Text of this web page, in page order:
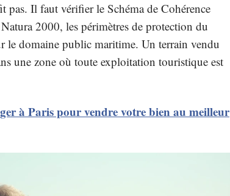
Il faut vérifier le Schéma de Cohérence
2000, les périmètres de protection du
le domaine public maritime. Un terrain vendu
une zone où toute exploitation touristique est
à Paris pour vendre votre bien au meilleur